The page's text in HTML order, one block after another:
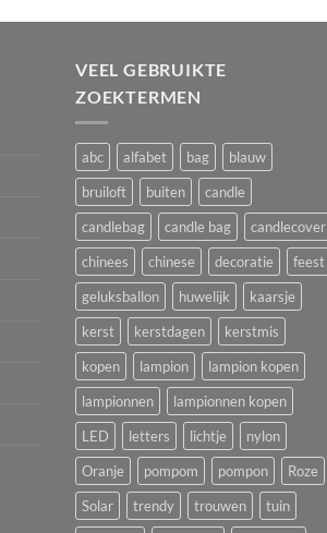
VEEL GEBRUIKTE
ZOEKTERMEN
abc alfabet bag
blauw
bruiloft
buiten
candle
candlebag
candle bag
candlecover
chinees
chinese decoratie
feest
geluksballon
huwelijk
kaarsje
kerst
kerstdagen
kerstmis
kopen
lampion
lampion kopen
lampionnen
lampionnen kopen
LED
letters lichtje
nylon
Oranje
pompom pompon
Roze
Solar
trendy trouwen
tuin